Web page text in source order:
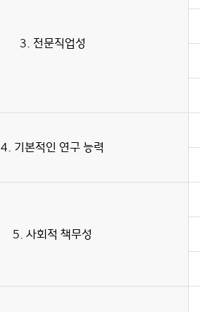
3. 전문직업성
4. 기본적인 연구 능력
5. 사회적 책무성